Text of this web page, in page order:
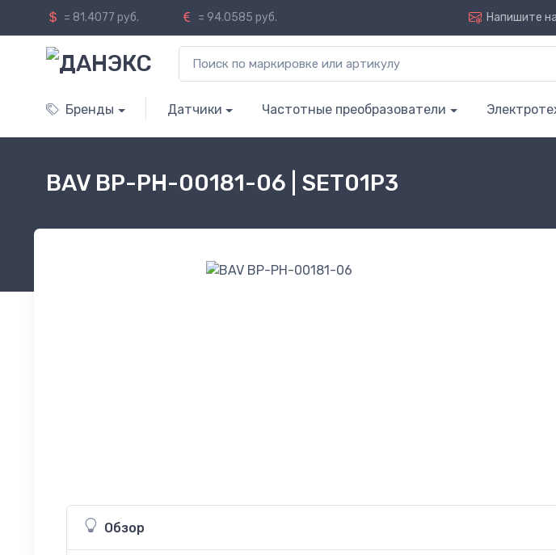
= 81.4077 руб. = 94.0585 руб. Напишите
Бренды Датчики Частотные преобразователи
BAV BP-PH-00181-06 | SET01P3
Обзор